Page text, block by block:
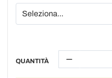
QUANTITÀ